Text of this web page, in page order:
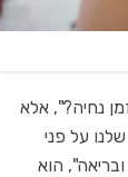
נחיה?", אלא
על פני
הוא